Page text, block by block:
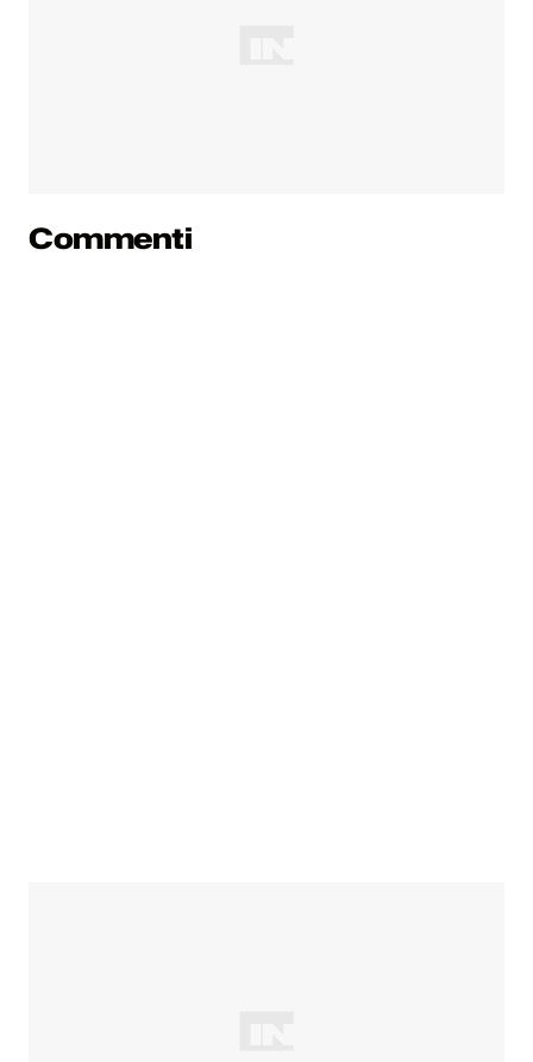
Commenti